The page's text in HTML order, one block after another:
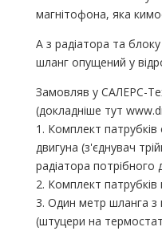
магнітофона, яка
А з радіатора та
шланг опущений у
Замовляв у САЛЕРС-
(докладніше тут
1. Комплект
двигуна (з'єднувач
радіатора потрібного
2. Комплект
3. Один метр шланга з
(штуцери на